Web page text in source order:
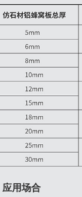
应用场合